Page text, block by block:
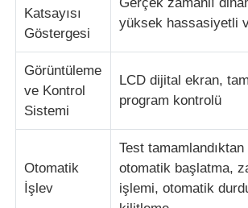
Sıcaklık ve Nem Kontrol Cihazı
Sertlik denetleyicisi
Katsayısı
Göstergesi
yüksek hassasiyetli
Görüntüleme
ve Kontrol
Sistemi
LCD dijital ekran,
program kontrolü
Otomatik
İşlev
Test
otomatik başlatma,
işlemi, otomatik